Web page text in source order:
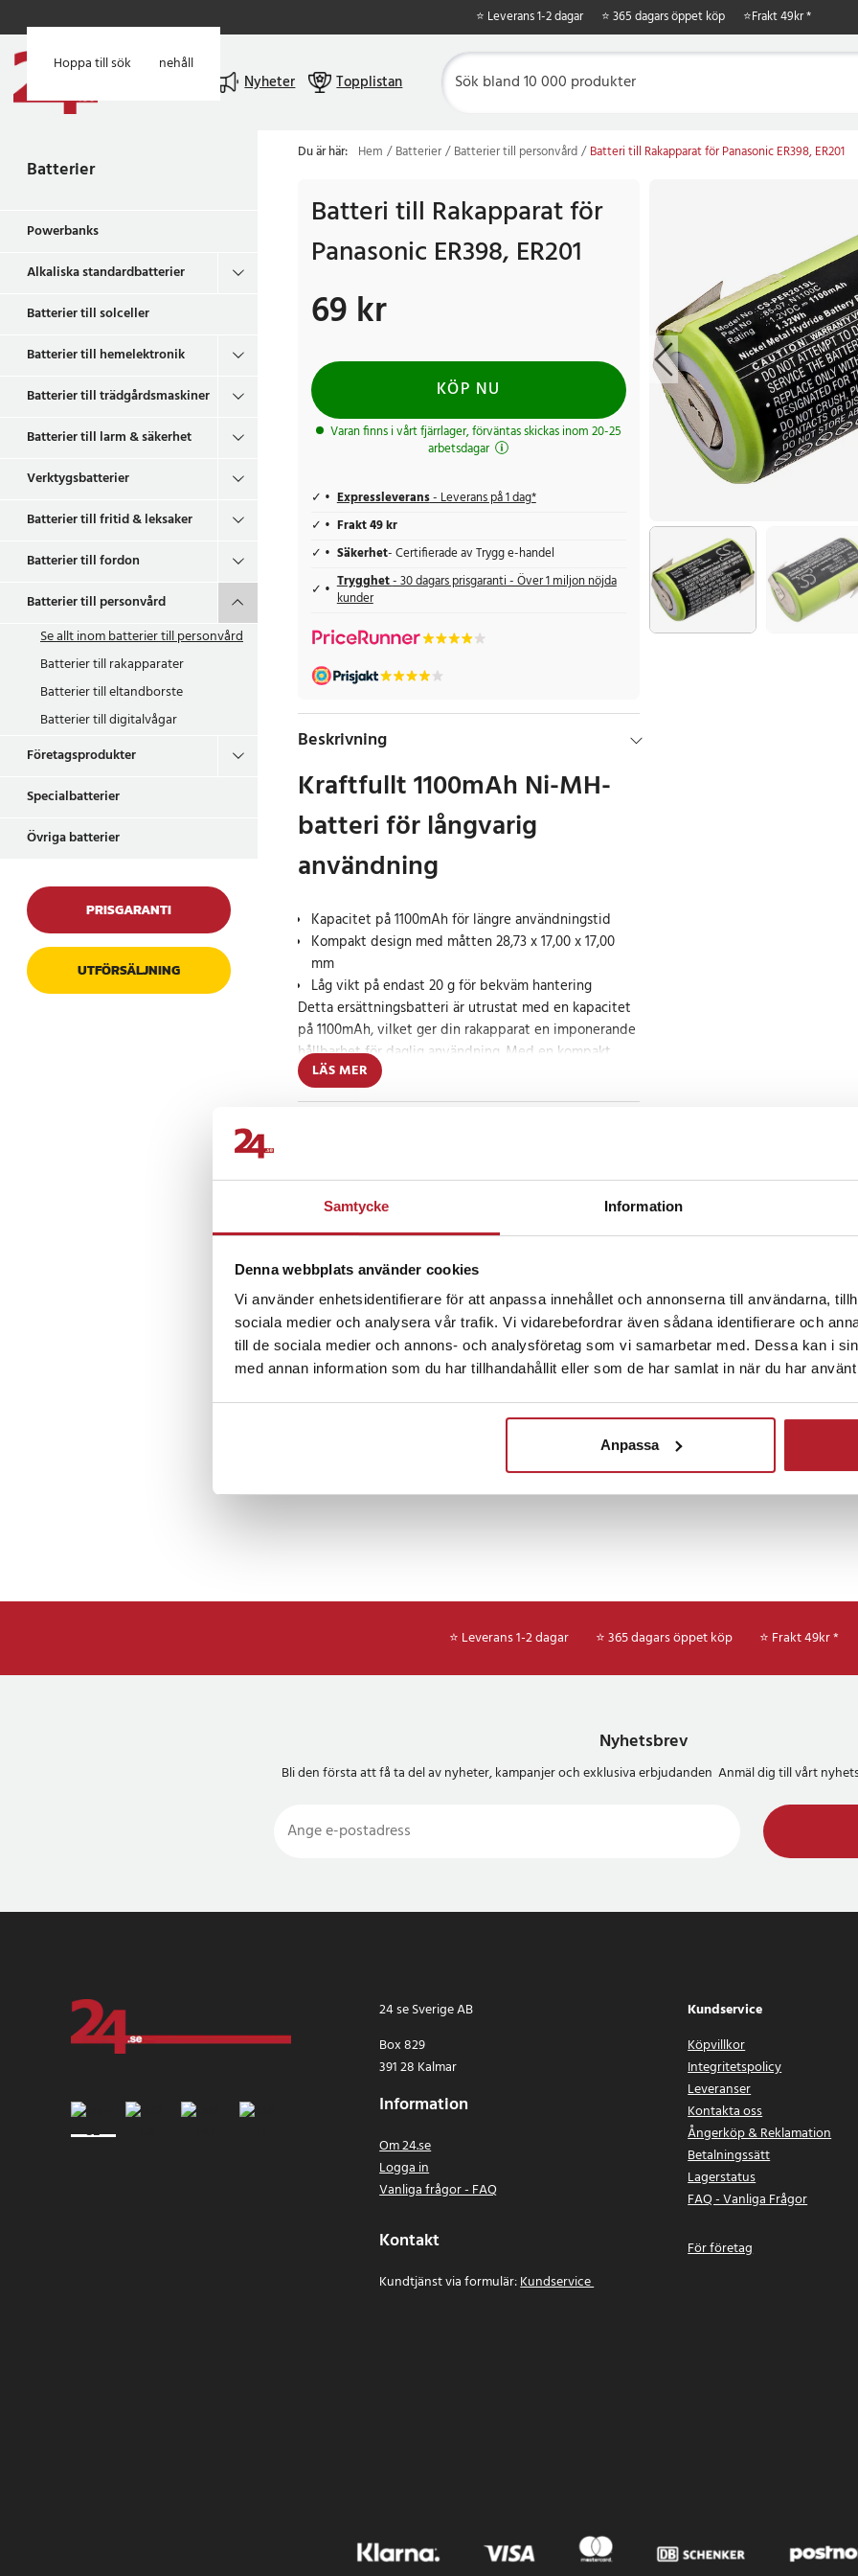
Samtycke Information
Denna webbplats använder cookies
Vi använder enhetsidentifierare för att anpassa innehållet och annonserna till användarna,
sociala medier och analysera vår trafik. Vi vidarebefordrar även sådana identifierare och
till de sociala medier och annons- och analysföretag som vi samarbetar med. Dessa kan i
med annan information som du har tillhandahållit eller som de har samlat in när du har
Anpassa
Hoppa till huvudinnehåll
Hoppa till sök
⭐ Leverans 1-2 dagar ⭐ 365 dagars öppet köp ⭐Frakt 49kr *
Nyheter Topplistan
Batterier
Powerbanks
Alkaliska standardbatterier
Batterier till solceller
Batterier till hemelektronik
Batterier till trädgårdsmaskiner
Batterier till larm & säkerhet
Verktygsbatterier
Batterier till fritid & leksaker
Batterier till fordon
Batterier till personvård
Se allt inombatterier till personvård
Batterier till rakapparater
Batterier till eltandborste
Batterier till digitalvågar
Företagsprodukter
Specialbatterier
Övriga batterier
PRISGARANTI
UTFÖRSÄLJNING
Du är här: Hem Batterier Batterier till personvård Batteri till Rakapparat för Panasonic ER398, ER201
Batteri till Rakapparat för
Panasonic ER398, ER201
Pris:69 kr
69 kr
KÖP NU
Varan finns i vårt fjärrlager, förväntas skickas inom 20-25
arbetsdagar
Expressleverans- Leverans på 1 dag*
Frakt 49 kr
Säkerhet- Certifierade av Trygg e-handel
Trygghet- 30 dagars prisgaranti - Över 1 miljon nöjda
kunder
Beskrivning
Kraftfullt 1100mAh Ni-MH-
batteri för långvarig
användning
Kapacitet på 1100mAh för längre användningstid
Kompakt design med måtten 28,73 x 17,00 x 17,00
mm
Låg vikt på endast 20 g för bekväm hantering
Detta ersättningsbatteri är utrustat med en kapacitet
på 1100mAh, vilket ger din rakapparat en imponerande
hållbarhet för daglig användning. Med en kompakt
design och låg vikt, är det enkelt och bekvämt att
byta ut, vilket gör det till det perfekta valet för att
- Kapacitet: 1100mAh
- Spänning: 1.2V
- Typ: Ni-MH
Kompatibla modeller
Panasonic ER398
Panasonic ER201
Panasonic 85-07
LÄS MER
Recensioner
Fortsätt att fynda
Batterier Batterier till personvård
⭐ Leverans 1-2 dagar ⭐ 365 dagars öppet köp ⭐ Frakt 49kr *
Nyhetsbrev
Bli den första att få ta del av nyheter, kampanjer och exklusiva erbjudanden Anmäl dig till vårt
24 se Sverige AB
Box 829
391 28 Kalmar
Information
Om 24.se
Logga in
Vanliga frågor - FAQ
Kontakt
Kundtjänst via formulär:Kundservice
Kundservice
Köpvillkor
Integritetspolicy
Leveranser
Kontakta oss
Ångerköp & Reklamation
Betalningssätt
Lagerstatus
FAQ - Vanliga Frågor
För företag